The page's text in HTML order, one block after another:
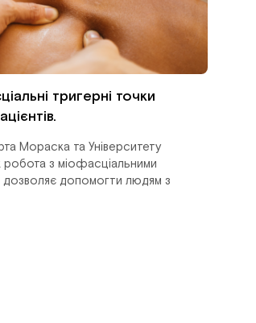
тригерні точки
Мораска та Університету
з міофасціальними
дозволяє допомогти людям з